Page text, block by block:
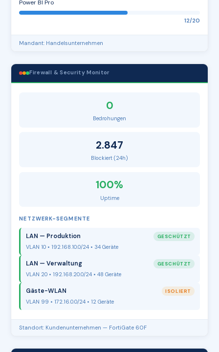
Power BI Pro
12/20
Mandant: Handelsunternehmen
Firewall & Security Monitor
0
Bedrohungen
2.847
Blockiert (24h)
100%
Uptime
NETZWERK-SEGMENTE
LAN — Produktion GESCHÜTZT
VLAN 10 • 192.168.10.0/24 • 34 Geräte
LAN — Verwaltung GESCHÜTZT
VLAN 20 • 192.168.20.0/24 • 48 Geräte
Gäste-WLAN ISOLIERT
VLAN 99 • 172.16.0.0/24 • 12 Geräte
Standort: Kundenunternehmen — FortiGate 60F